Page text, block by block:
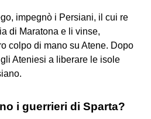
impegnò i Persiani, il cui re
di Maratona e li vinse,
colpo di mano su Atene. Dopo
Ateniesi a liberare le isole
i guerrieri di Sparta?